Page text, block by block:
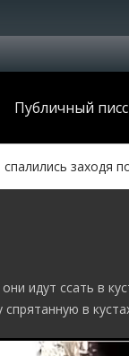
Публичный писс
спалились заходя
идут ссать в
в